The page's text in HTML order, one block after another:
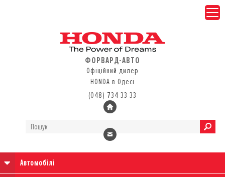
ФОРВАРД-АВТО
Офіційний дилер
HONDA в Одесі
(048) 734 33 33
Автомобілі